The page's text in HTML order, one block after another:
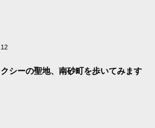
シーの聖地、南砂町を歩いてみます